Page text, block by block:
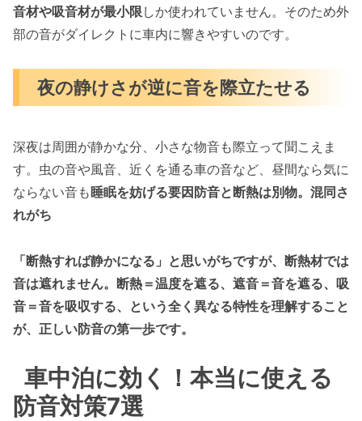
音材や吸音材が最小限しか使われていません。そのため外
部の音がダイレクトに車内に響きやすいのです。
夜の静けさが逆に音を際立たせる
深夜は周囲が静かな分、小さな物音も際立って聞こえま
す。虫の音や風音、近くを通る車の音など、昼間なら気に
ならない音も 睡眠を妨げる要因 防音と断熱は別物。混同さ
れがち
「断熱すれば静かになる」と思いがちですが、 断熱材では
音は遮れません。断熱＝温度を遮る、遮音＝音を遮る、吸
音＝音を吸収する、という全く異なる特性を理解すること
が、正しい防音の第一歩です。
車中泊に効く！本当に使える
防音対策7選